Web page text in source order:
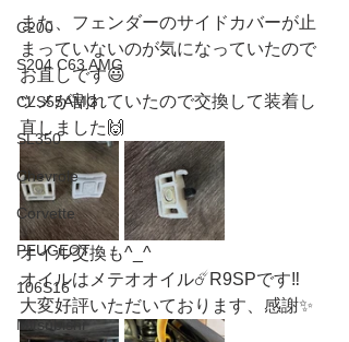
C200
S204 C63 AMG
CLS55AMG
SL350
Chevrole
Corvette
PEUGEOT
106S16
Mitsubishi
また、フェンダーのサイドカバーが止
まっていないのが気になっていたので
お直しです😃
ツメが割れていたので交換して装着し
直しました🙌
オイル交換も^_^
オイルはメテオオイル☄️R9SPです‼️
大変好評いただいております、感謝✨